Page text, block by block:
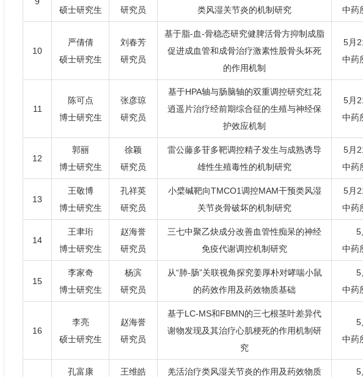
硕士研究生
研究员
类风湿关节炎的机制研究
中药
10
严倩倩
硕士研究生
刘春芳
研究员
基于脂-血-骨稳态研究健脾活骨方抑制成脂
促进成血管和成骨治疗激素性股骨头坏死
的作用机制
5月
中药
11
陈可点
博士研究生
张彦琼
研究员
基于HPA轴与肠脑轴的双重调控研究红花
逍遥片治疗经前期综合征的生殖与神经保
护效应机制
5月
中药
12
郭丽
博士研究生
徐颖
研究员
雷公藤多苷多靶调控精子发生与成熟诱导
雄性生殖毒性的机制研究
5月
中药
13
王敬博
博士研究生
孔祥英
研究员
小檗碱靶向TMCO1调控MAM干预类风湿
关节炎骨破坏的机制研究
5月
中药
14
王聿珩
博士研究生
赵海誉
研究员
三七中聚乙炔成分改善血管性痴呆的神经
免疫代谢调控机制研究
5
中药
15
李家奇
博士研究生
杨滨
研究员
从“肺-肠”关联视角探究姜厚朴对哮喘小鼠
的药效作用及药效物质基础
5
中药
16
李亮
硕士研究生
赵海誉
研究员
基于LC-MS和FBMN的三七根茎叶差异代
谢物发现及其治疗心肌梗死的作用机制研
究
5
中药
孔富康 王维皓 羌活治疗类风湿关节炎的作用及药效物质 5